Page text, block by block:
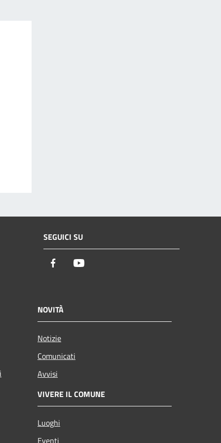
SEGUICI SU
Facebook
NOVITÀ
Notizie
Comunicati
Avvisi
VIVERE IL COMUNE
Luoghi
Eventi